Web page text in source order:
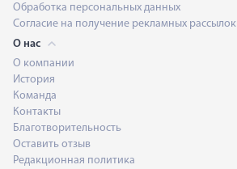
Обработка персональных данных
Согласие на получение рекламных рассылок
О нас
О компании
История
Команда
Контакты
Благотворительность
Оставить отзыв
Редакционная политика